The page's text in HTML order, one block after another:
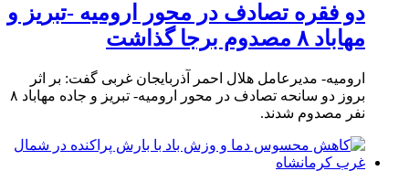
دو فقره تصادف در محور ارومیه -تبریز و
مهاباد ۸ مصدوم برجا گذاشت
ارومیه- مدیرعامل هلال احمر آذربایجان غربی گفت: بر اثر
بروز دو سانحه تصادف در محور ارومیه- تبریز و جاده مهاباد ۸
نفر مصدوم شدند.